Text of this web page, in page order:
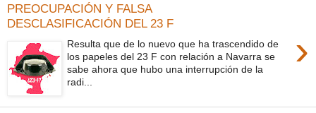
PREOCUPACIÓN Y FALSA
DESCLASIFICACIÓN DEL 23 F
›
Resulta que de lo nuevo que ha trascendido de
los papeles del 23 F con relación a Navarra se
sabe ahora que hubo una interrupción de la
radi...